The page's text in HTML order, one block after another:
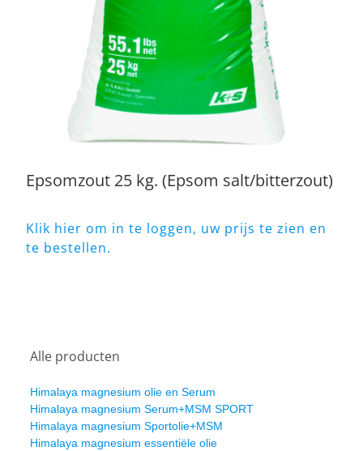
Epsomzout 25 kg. (Epsom salt/bitterzout)
Klik hier om in te loggen, uw prijs te zien en
te bestellen.
Alle producten
Himalaya magnesium olie en Serum
Himalaya magnesium Serum+MSM SPORT
Himalaya magnesium Sportolie+MSM
Himalaya magnesium essentiële olie